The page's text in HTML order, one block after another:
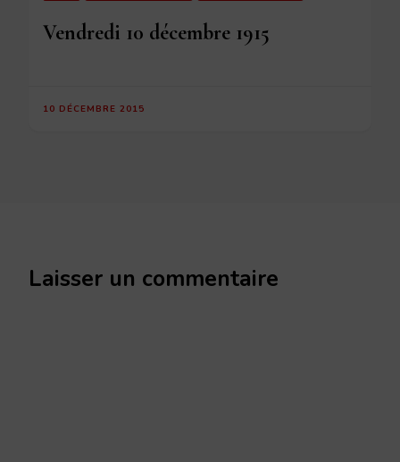
Vendredi 10 décembre 1915
10 DÉCEMBRE 2015
Laisser un commentaire